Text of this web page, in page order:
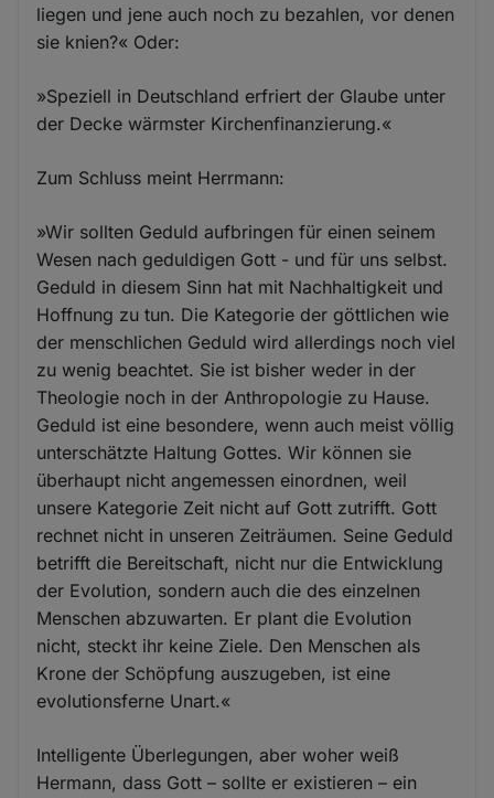
liegen und jene auch noch zu bezahlen, vor denen
sie knien?« Oder:
»Speziell in Deutschland erfriert der Glaube unter
der Decke wärmster Kirchenfinanzierung.«
Zum Schluss meint Herrmann:
»Wir sollten Geduld aufbringen für einen seinem
Wesen nach geduldigen Gott - und für uns selbst.
Geduld in diesem Sinn hat mit Nachhaltigkeit und
Hoffnung zu tun. Die Kategorie der göttlichen wie
der menschlichen Geduld wird allerdings noch viel
zu wenig beachtet. Sie ist bisher weder in der
Theologie noch in der Anthropologie zu Hause.
Geduld ist eine besondere, wenn auch meist völlig
unterschätzte Haltung Gottes. Wir können sie
überhaupt nicht angemessen einordnen, weil
unsere Kategorie Zeit nicht auf Gott zutrifft. Gott
rechnet nicht in unseren Zeiträumen. Seine Geduld
betrifft die Bereitschaft, nicht nur die Entwicklung
der Evolution, sondern auch die des einzelnen
Menschen abzuwarten. Er plant die Evolution
nicht, steckt ihr keine Ziele. Den Menschen als
Krone der Schöpfung auszugeben, ist eine
evolutionsferne Unart.«
Intelligente Überlegungen, aber woher weiß
Hermann, dass Gott – sollte er existieren – ein